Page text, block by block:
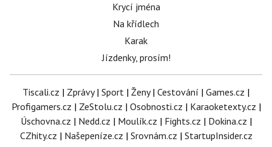
Krycí jména
Na křídlech
Karak
Jízdenky, prosím!
Tiscali.cz | Zprávy| Sport | Ženy| Cestování | Games.cz |
Profigamers.cz | ZeStolu.cz | Osobnosti.cz | Karaoketexty.cz |
Úschovna.cz | Nedd.cz | Moulík.cz | Fights.cz | Dokina.cz |
CZhity.cz | Našepeníze.cz | Srovnám.cz | StartupInsider.cz